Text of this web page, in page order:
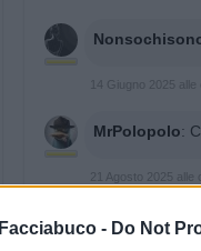
Facciabuco - Do Not
14 Giugno 2025 alle
MrPolopolo:
21 Agosto 2025 alle